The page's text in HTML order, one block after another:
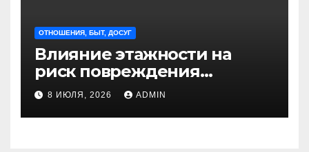
ОТНОШЕНИЯ, БЫТ, ДОСУГ
Влияние этажности на
риск повреждения
недвижимости
8 ИЮЛЯ, 2026 ADMIN